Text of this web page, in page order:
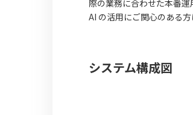
際の業務に合わせた本番
AI の活用にご関心のある
システム構成図